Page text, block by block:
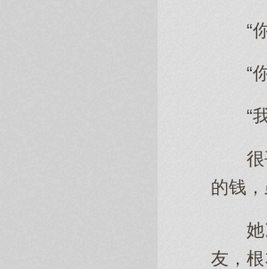
“
“
“
的钱
友，